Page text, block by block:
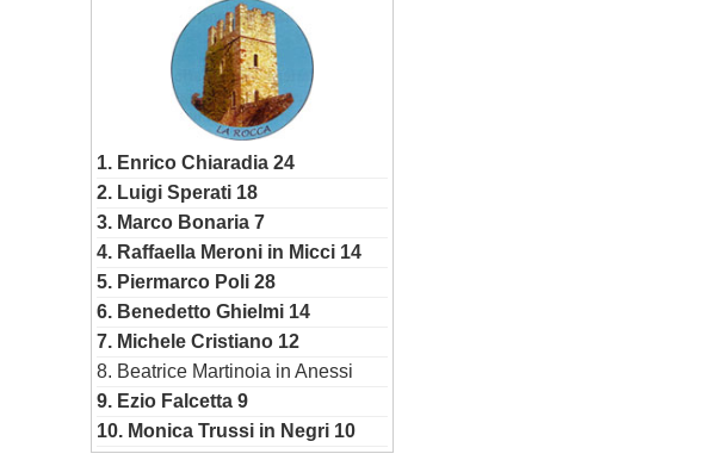
1. Enrico Chiaradia 24
2. Luigi Sperati 18
3. Marco Bonaria 7
4. Raffaella Meroni in Micci 14
5. Piermarco Poli 28
6. Benedetto Ghielmi 14
7. Michele Cristiano 12
8. Beatrice Martinoia in Anessi
9. Ezio Falcetta 9
10. Monica Trussi in Negri 10